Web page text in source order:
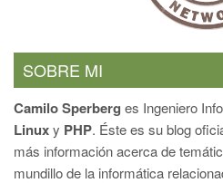
SOBRE MI
Camilo Sperberg es Ingeniero
Linuxy PHP. Éste es su blog
más información acerca de
mundillo de la informática